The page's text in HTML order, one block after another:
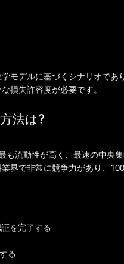
モデルに基づくシナリオであ
損失許容度が必要です。
法は?
も流動性が高く、最速の中央
界で非常に競争力があり、
を完了する
る